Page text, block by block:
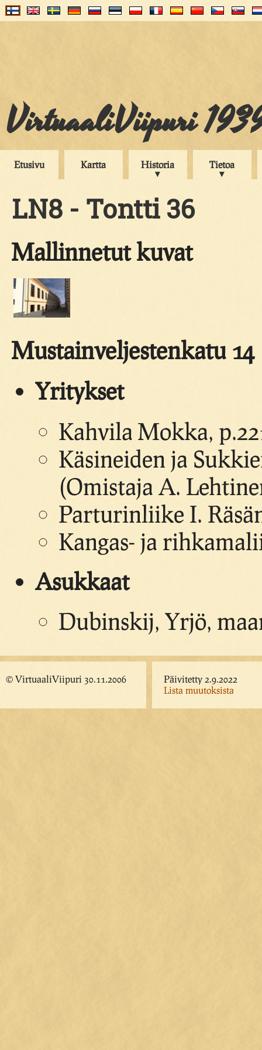
VirtuaaliViipuri
Etusivu Kartta Historia Tietoa
LN8 - Tontti 36
Mallinnetut kuvat
Mustainveljestenkatu 14
Yritykset
Kahvila Mokka,
Käsineiden ja
(Omistaja A.
Parturinliike I.
Kangas- ja
Asukkaat
Dubinskij, Yrjö,
© VirtuaaliViipuri 30.11.2006
Päivitetty 2.9.2022
Lista muutoksista